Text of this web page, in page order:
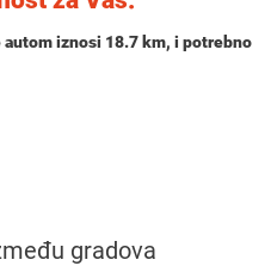
iznosi 18.7 km, i potrebno
gradova